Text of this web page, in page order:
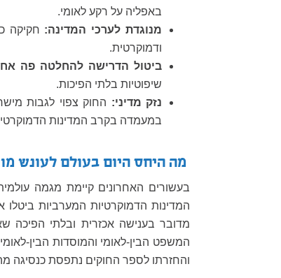
באפליה על רקע לאומי.
מנוגדת לערכי המדינה: חקיקה
ודמוקרטית.
ביטול הדרישה להחלטה פה
שיפוטיות בלתי הפיכות.
נזק מדיני: החוק צפוי לגבות
במעמדה בקרב המדינות
מה היחס היום בעולם לעונש
בעשורים האחרונים קיימת מגמה
המדינות הדמוקרטיות המערביות
מדובר בענישה אכזרית ובלתי הפיכה
המשפט הבין-לאומי והמוסדות הבין-
והחזרתו לספר החוקים נתפסת כנסיגה